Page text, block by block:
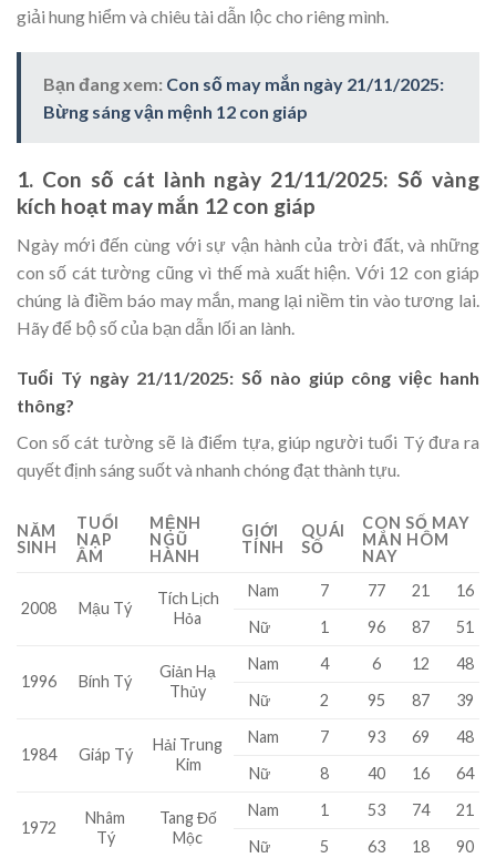
giải hung hiểm và chiêu tài dẫn lộc cho riêng mình.
Bạn đang xem: Con số may mắn ngày 21/11/2025:
Bừng sáng vận mệnh 12 con giáp
1. Con số cát lành ngày 21/11/2025: Số vàng
kích hoạt may mắn 12 con giáp
Ngày mới đến cùng với sự vận hành của trời đất, và những
con số cát tường cũng vì thế mà xuất hiện. Với 12 con giáp
chúng là điềm báo may mắn, mang lại niềm tin vào tương lai.
Hãy để bộ số của bạn dẫn lối an lành.
Tuổi Tý ngày 21/11/2025: Số nào giúp công việc hanh
thông?
Con số cát tường sẽ là điểm tựa, giúp người tuổi Tý đưa ra
quyết định sáng suốt và nhanh chóng đạt thành tựu.
NĂM
SINH
TUỔI
NẠP
ÂM
MỆNH
NGŨ
HÀNH
GIỚI
TÍNH
QUÁI
SỐ
CON SỐ MAY
MẮN HÔM
NAY
2008 Mậu Tý
Tích Lịch
Hỏa
Nam 7 77 21
16
Nữ
1 96 87 51
1996 Bính Tý
Giản Hạ
Thủy
Nam 4 6 12
48
Nữ
2 95 87 39
1984 Giáp Tý
Hải Trung
Kim
Nam 7 93 69
48
Nữ
8 40 16 64
1972
Nhâm
Tý
Tang Đố
Mộc
Nam 1 53 74
21
Nữ
5 63 18 90